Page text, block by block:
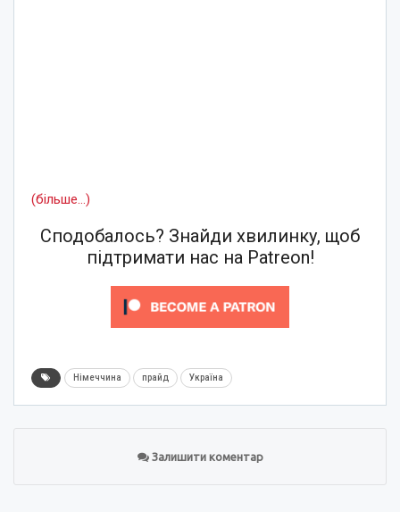
(більше…)
Сподобалось? Знайди хвилинку, щоб
підтримати нас на Patreon!
Німеччина прайд Україна
Залишити коментар